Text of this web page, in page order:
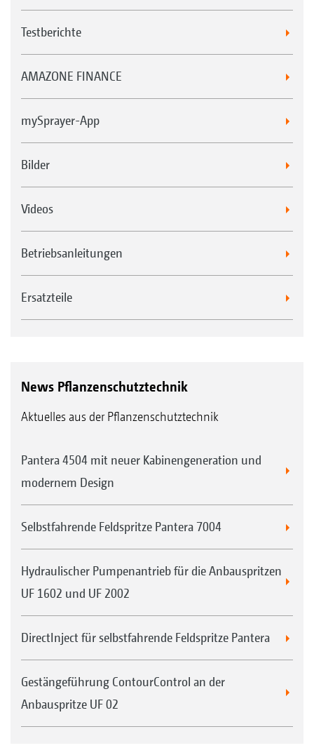
Testberichte
AMAZONE FINANCE
mySprayer-App
Bilder
Videos
Betriebsanleitungen
Ersatzteile
News Pflanzenschutztechnik
Aktuelles aus der Pflanzenschutztechnik
Pantera 4504 mit neuer Kabinengeneration und
modernem Design
Selbstfahrende Feldspritze Pantera 7004
Hydraulischer Pumpenantrieb für die Anbauspritzen
UF 1602 und UF 2002
DirectInject für selbstfahrende Feldspritze Pantera
Gestängeführung ContourControl an der
Anbauspritze UF 02